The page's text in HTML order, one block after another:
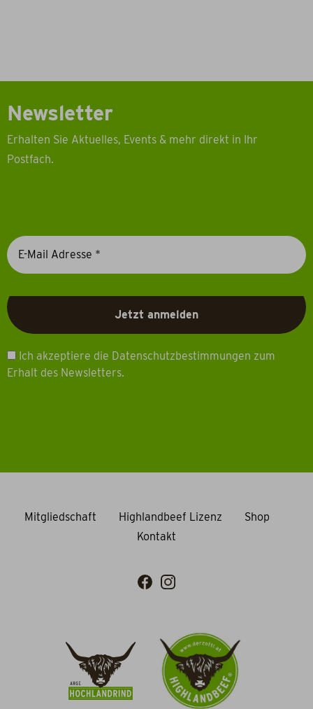
Newsletter
Erhalten Sie Aktuelles, Events & mehr direkt in Ihr
Postfach.
Ich akzeptiere die Datenschutzbestimmungen zum
Erhalt des Newsletters.
Mitgliedschaft Highlandbeef Lizenz
Shop
Kontakt